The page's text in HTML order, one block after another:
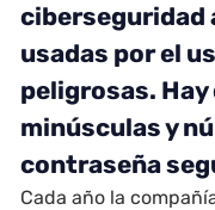
ciberseguridad
usadas por el
peligrosas.
minúsculas y
contraseña
Cada año la